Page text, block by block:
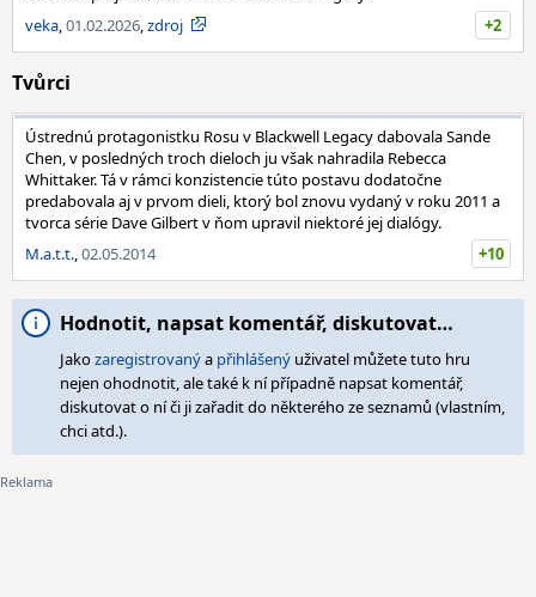
veka,01.02.2026,zdroj +2
Tvůrci
Ústrednú protagonistku Rosu v Blackwell Legacy dabovala Sande
Chen, v posledných troch dieloch ju však nahradila Rebecca
Whittaker. Tá v rámci konzistencie túto postavu dodatočne
predabovala aj v prvom dieli, ktorý bol znovu vydaný v roku 2011 a
tvorca série Dave Gilbert v ňom upravil niektoré jej dialógy.
M.a.t.t.,02.05.2014 +10
Hodnotit, napsat komentář, diskutovat…
Jakozaregistrovanýa přihlášený uživatel můžete tuto hru
nejen ohodnotit, ale také k ní případně napsat komentář,
diskutovat o ní či ji zařadit do některého ze seznamů (vlastním,
chci atd.).